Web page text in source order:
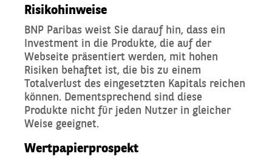
Risikohinweise
BNP Paribas weist Sie darauf hin, dass ein
Investment in die Produkte, die auf der
Webseite präsentiert werden, mit hohen
Risiken behaftet ist, die bis zu einem
Totalverlust des eingesetzten Kapitals reichen
können. Dementsprechend sind diese
Produkte nicht für jeden Nutzer in gleicher
Weise geeignet.
Wertpapierprospekt